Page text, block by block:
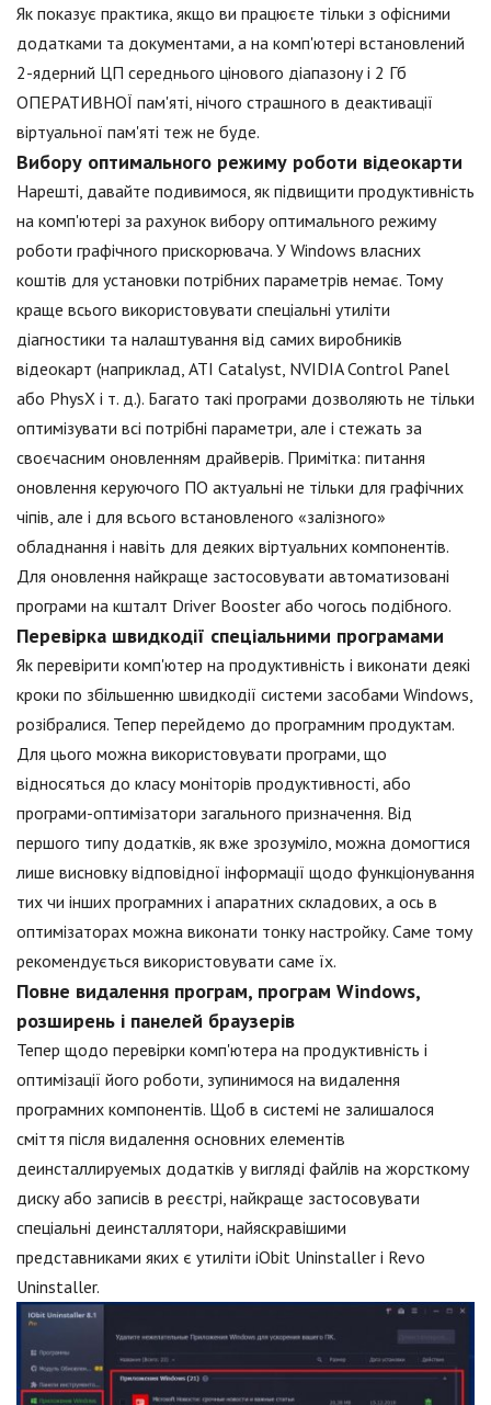
Як показує практика, якщо ви працюєте тільки з офісними
додатками та документами, а на комп'ютері встановлений
2-ядерний ЦП середнього цінового діапазону і 2 Гб
ОПЕРАТИВНОЇ пам'яті, нічого страшного в деактивації
віртуальної пам'яті теж не буде.
Вибору оптимального режиму роботи відеокарти
Нарешті, давайте подивимося, як підвищити продуктивність
на комп'ютері за рахунок вибору оптимального режиму
роботи графічного прискорювача. У Windows власних
коштів для установки потрібних параметрів немає. Тому
краще всього використовувати спеціальні утиліти
діагностики та налаштування від самих виробників
відеокарт (наприклад, ATI Catalyst, NVIDIA Control Panel
або PhysX і т. д.). Багато такі програми дозволяють не тільки
оптимізувати всі потрібні параметри, але і стежать за
своєчасним оновленням драйверів. Примітка: питання
оновлення керуючого ПО актуальні не тільки для графічних
чіпів, але і для всього встановленого «залізного»
обладнання і навіть для деяких віртуальних компонентів.
Для оновлення найкраще застосовувати автоматизовані
програми на кшталт Driver Booster або чогось подібного.
Перевірка швидкодії спеціальними програмами
Як перевірити комп'ютер на продуктивність і виконати деякі
кроки по збільшенню швидкодії системи засобами Windows,
розібралися. Тепер перейдемо до програмним продуктам.
Для цього можна використовувати програми, що
відносяться до класу моніторів продуктивності, або
програми-оптимізатори загального призначення. Від
першого типу додатків, як вже зрозуміло, можна домогтися
лише висновку відповідної інформації щодо функціонування
тих чи інших програмних і апаратних складових, а ось в
оптимізаторах можна виконати тонку настройку. Саме тому
рекомендується використовувати саме їх.
Повне видалення програм, програм Windows,
розширень і панелей браузерів
Тепер щодо перевірки комп'ютера на продуктивність і
оптимізації його роботи, зупинимося на видалення
програмних компонентів. Щоб в системі не залишалося
сміття після видалення основних елементів
деинсталлируемых додатків у вигляді файлів на жорсткому
диску або записів в реєстрі, найкраще застосовувати
спеціальні деинсталлятори, найяскравішими
представниками яких є утиліти iObit Uninstaller і Revo
Uninstaller.